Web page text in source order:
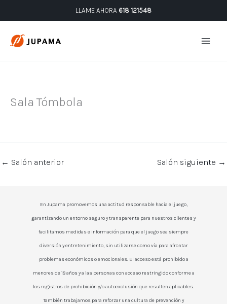
al
contenido
LLAME AHORA 618 121548
Sala Tómbola
← Salón anterior Salón siguiente →
En Jupama promovemos una actitud responsable hacia el juego,
garantizando un entorno seguro y transparente para nuestros clientes y
facilitamos medidas e información para que el juego sea siempre
diversión y entretenimiento, sin utilizarse como vía para afrontar
problemas económicos o emocionales. El acceso está prohibido a
menores de 18 años y a las personas con acceso restringido conforme a
los registros de prohibición y/o autoexclusión que resulten aplicables.
También trabajamos para reforzar una cultura de prevención y